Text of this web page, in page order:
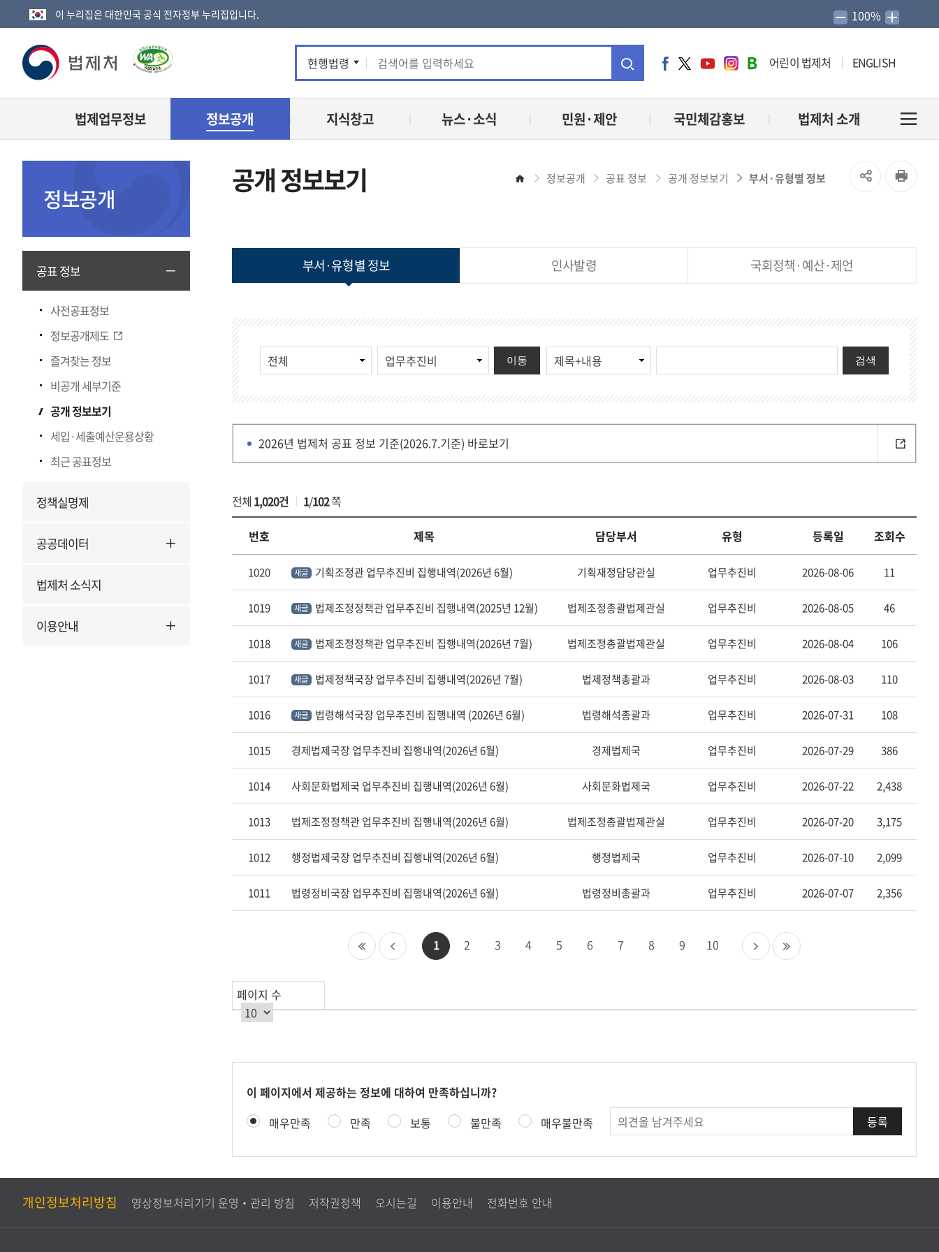
이 누리집은 대한민국 공식 전자정부 누리집입니다. 100%
법
제
로
통
합
검
현행법령
통
색
페
스
북
트
터
유
브
타
그
버
어린이 법제처 ENGLISH
법제업무정보 정보공개 지식창고 뉴스·소식 민원·제안 국민체감홍보 법제처 소개
정보공개
공표 정보
사전공표정보
정보공개제도
즐겨찾는 정보
비공개 세부기준
공개 정보보기
세입·세출예산운용상황
최근 공표정보
정책실명제
공공데이터
법제처 소식지
이용안내
공개 정보보기 홈 정보공개 공표 정보 공개 정보보기 부서·유형별 정보
SNS
인
부서·유형별 정보 인사발령 국회정책·예산·제언
부
서
·
유
형
별
정
게
시
물
검
색
이동 검색
2026년 법제처 공표 정보 기준(2026.7.기준) 바로보기
전체 1,020건 1/102쪽
·
형
정
의
호,
목,
등
일
수
를
제
니
번호 제목 담당부서 유형 등록일 조회수
1020 새글 기획조정관 업무추진비 집행내역(2026년 6월) 기획재정담당관실 업무추진비 2026-08-06 11
1019 새글 법제조정정책관 업무추진비 집행내역(2025년 12월) 법제조정총괄법제관실 업무추진비 2026-08-05 46
1018 새글 법제조정정책관 업무추진비 집행내역(2026년 7월) 법제조정총괄법제관실 업무추진비 2026-08-04 106
1017 새글 법제정책국장 업무추진비 집행내역(2026년 7월) 법제정책총괄과 업무추진비 2026-08-03 110
1016 새글 법령해석국장 업무추진비 집행내역 (2026년 6월) 법령해석총괄과 업무추진비 2026-07-31 108
1015 경제법제국장 업무추진비 집행내역(2026년 6월) 경제법제국 업무추진비 2026-07-29 386
1014 사회문화법제국 업무추진비 집행내역(2026년 6월) 사회문화법제국 업무추진비 2026-07-22 2,438
1013 법제조정정책관 업무추진비 집행내역(2026년 6월) 법제조정총괄법제관실 업무추진비 2026-07-20 3,175
1012 행정법제국장 업무추진비 집행내역(2026년 6월) 행정법제국 업무추진비 2026-07-10 2,099
1011 법령정비국장 업무추진비 집행내역(2026년 6월) 법령정비총괄과 업무추진비 2026-07-07 2,356
첫
페
이
전
지
1 2 3 4 5 6 7 8 9 10
다
음
지
마
지
이
페이지 수
콘
츠
족
도
사
이 페이지에서 제공하는 정보에 대하여 만족하십니까?
만
족
가
매우만족 만족 보통 불만족 매우불만족
의
견
개인정보처리방침 영상정보처리기기 운영‧관리 방침 저작권정책 오시는길 이용안내 전화번호 안내